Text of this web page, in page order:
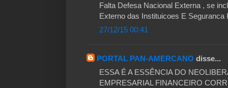
Falta Defesa Nacional Externa , se
Externo das Instituicoes E Seguranca
27/12/15 00:41
PORTAL PAN-AMERCANO disse...
ESSA É A ESSÊNCIA DO
EMPRESARIAL FINANCEIRO